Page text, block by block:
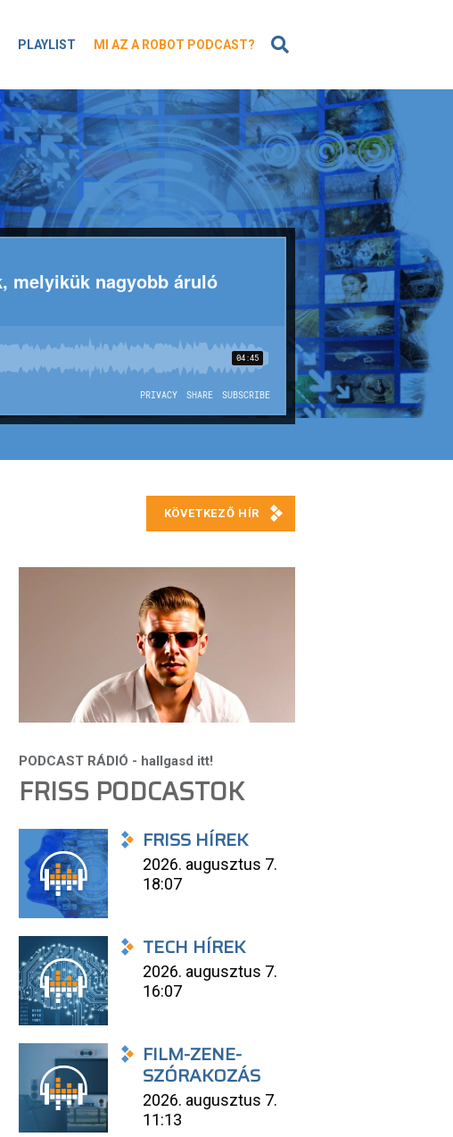
PLAYLIST MI AZ A ROBOT PODCAST?
FRISS PODCASTOK
FRISS HÍREK
2026. augusztus 7.
18:07
TECH HÍREK
2026. augusztus 7.
16:07
FILM-ZENE-
SZÓRAKOZÁS
2026. augusztus 7.
11:13